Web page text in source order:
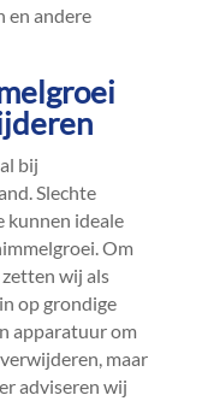
en andere
bij
Slechte
kunnen ideale
Om
wij als
op grondige
apparatuur om
maar
adviseren wij